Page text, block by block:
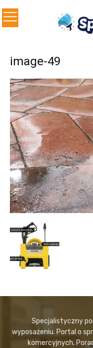
image-49
Specjalistyczny
wyposażeniu. Portal o
komercyjnych.